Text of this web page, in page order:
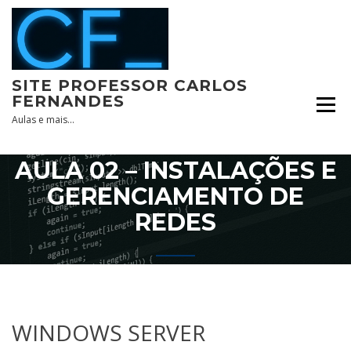
Skip
content
SITE PROFESSOR CARLOS
FERNANDES
Aulas e mais…
AULA 02 – INSTALAÇÕES E
GERENCIAMENTO DE
REDES
WINDOWS SERVER